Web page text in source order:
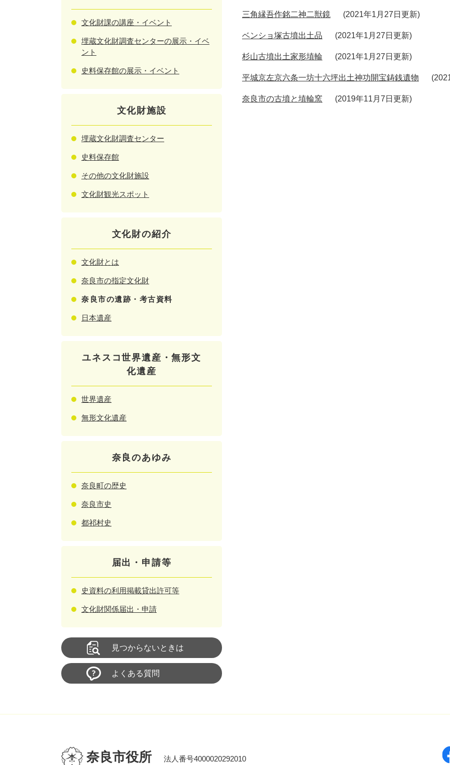
三角縁吾作銘二神二獣鏡 2021年1月27日更新
ベンショ塚古墳出土品 2021年1月27日更新
杉山古墳出土家形埴輪 2021年1月27日更新
平城京左京六条一坊十六坪出土神功開宝鋳銭遺物
奈良市の古墳と埴輪窯 2019年11月7日更新
文化財課の講座・イベント
埋蔵文化財調査センターの展示・イベ
ント
史料保存館の展示・イベント
文化財施設
埋蔵文化財調査センター
史料保存館
その他の文化財施設
文化財観光スポット
文化財の紹介
文化財とは
奈良市の指定文化財
奈良市の遺跡・考古資料
日本遺産
ユネスコ世界遺産・無形文
化遺産
世界遺産
無形文化遺産
奈良のあゆみ
奈良町の歴史
奈良市史
都祁村史
届出・申請等
史資料の利用掲載貸出許可等
文化財関係届出・申請
見つからないときは
よくある質問
奈良市役所 法人番号4000020292010